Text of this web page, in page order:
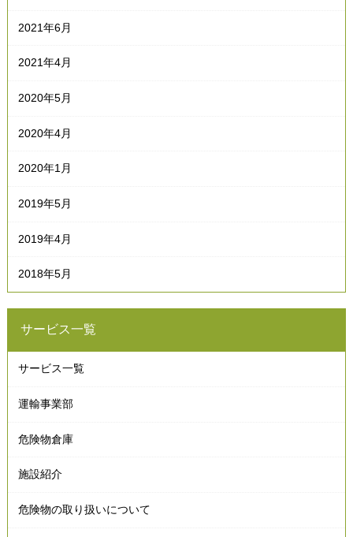
2021年6月
2021年4月
2020年5月
2020年4月
2020年1月
2019年5月
2019年4月
2018年5月
サービス一覧
サービス一覧
運輸事業部
危険物倉庫
施設紹介
危険物の取り扱いについて